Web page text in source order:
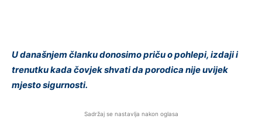
U današnjem članku donosimo priču o pohlepi, izdaji i
trenutku kada čovjek shvati da porodica nije uvijek
mjesto sigurnosti.
Sadržaj se nastavlja nakon oglasa